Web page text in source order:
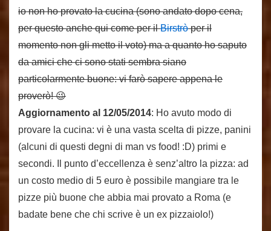
io non ho provato la cucina (sono andato dopo cena,
per questo anche qui come per ilBirstròper il
momento non gli metto il voto) ma a quanto ho saputo
da amici che ci sono stati sembra siano
particolarmente buone: vi farò sapere appena le
proverò! 😉
Aggiornamento al 12/05/2014: Ho avuto modo di
provare la cucina: vi è una vasta scelta di pizze, panini
(alcuni di questi degni di man vs food! :D) primi e
secondi. Il punto d’eccellenza è senz’altro la pizza: ad
un costo medio di 5 euro è possibile mangiare tra le
pizze più buone che abbia mai provato a Roma (e
badate bene che chi scrive è un ex pizzaiolo!)